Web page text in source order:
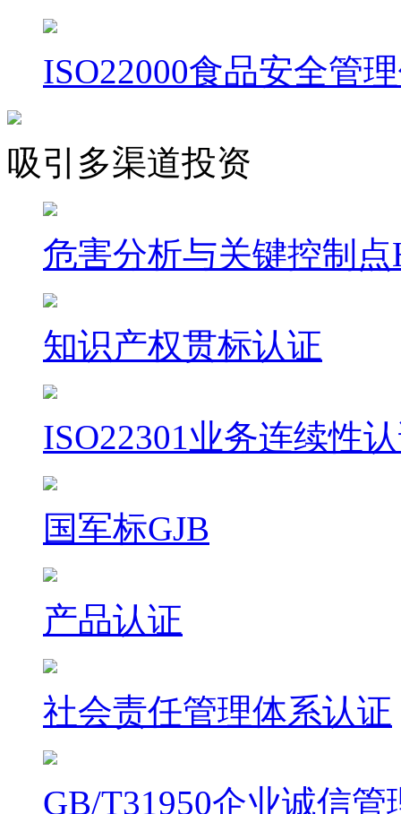
ISO22000食品安全管
吸引多渠道投资
危害分析与关键控制点
知识产权贯标认证
ISO22301业务连续性
国军标GJB
产品认证
社会责任管理体系认证
GB/T31950企业诚信